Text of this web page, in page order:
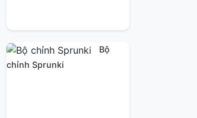
Bộ
chỉnh Sprunki